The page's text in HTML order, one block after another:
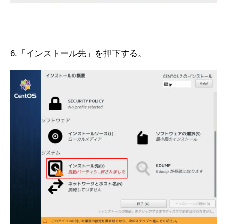
6.「インストール先」を押下する。